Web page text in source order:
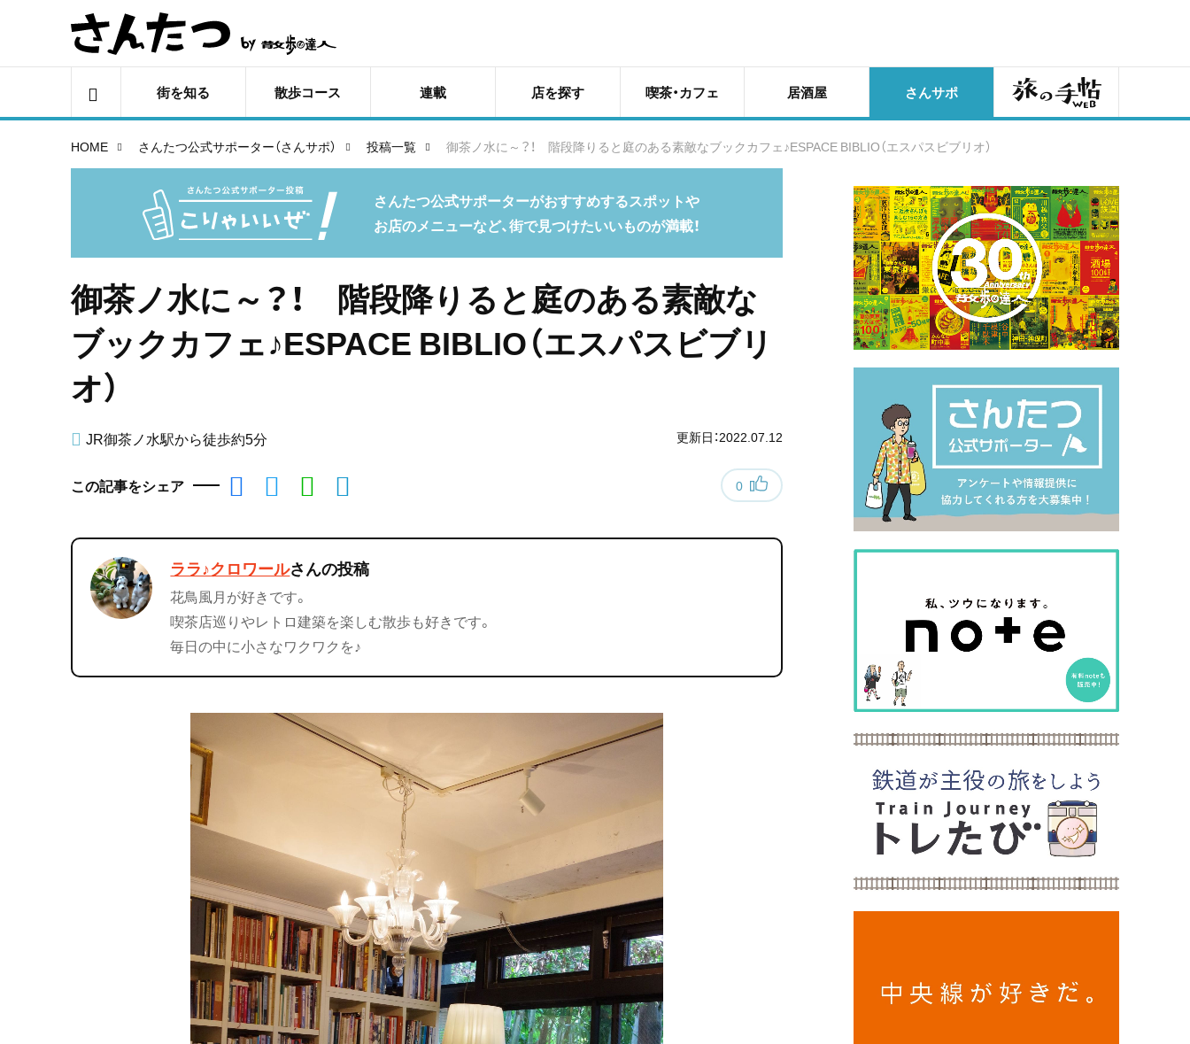
街を知る 散歩コース 連載 店を探す 喫茶・カフェ 居酒屋 さんサポ 旅の手帖
HOME さんたつ公式サポーター（さんサポ） 投稿一覧 御茶ノ水に～？！ 階段降りると庭のある素敵なブックカフェ♪ESPACE BIBLIO（エスパスビブリオ）
さんたつ公式サポーターがおすすめするスポットや
お店のメニューなど、街で見つけたいいものが満載！
御茶ノ水に～？！ 階段降りると庭のある素敵な
ブックカフェ♪ESPACE BIBLIO（エスパスビブリ
オ）
JR御茶ノ水駅から徒歩約5分 更新日：2022.07.12
この記事をシェア 0
ララ♪クロワールさんの投稿
花鳥風月が好きです。
喫茶店巡りやレトロ建築を楽しむ散歩も好きです。
毎日の中に小さなワクワクを♪